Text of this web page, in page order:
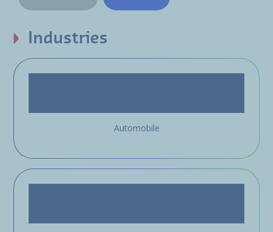
Industries
Automobile